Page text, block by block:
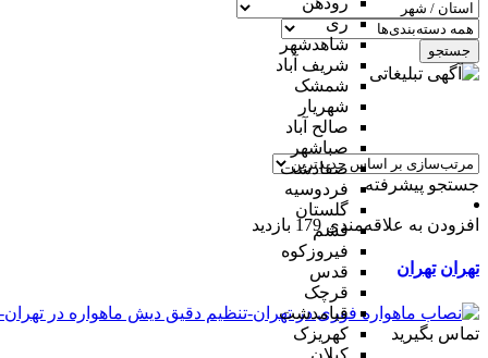
ری
شاهدشهر
شریف آباد
شمشک
شهریار
صالح آباد
صباشهر
صفادشت
فردوسیه
گلستان
فشم
فیروزکوه
قدس
قرچک
قیامدشت
کهریزک
جستجو
جستجو پیشرفته
افزودن به علاقه‌مندی 179 بازدید
تهران تهران
تماس بگیرید